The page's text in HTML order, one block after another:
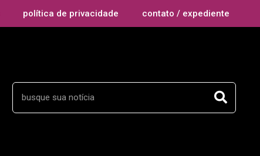
política de privacidade contato / expediente